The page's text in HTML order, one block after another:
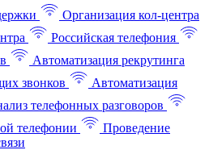
Организация кол-центра
Российская телефония
Автоматизация рекрутинга
звонков
Автоматизация
телефонных разговоров
телефонии
Проведение